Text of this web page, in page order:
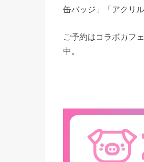
缶バッジ」「アクリ
ご予約はコラボカフ
中。